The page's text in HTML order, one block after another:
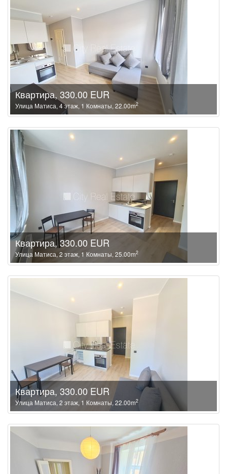
Квартира, 330.00 EUR
Улица Матиса, 4 этаж, 1 Комнаты, 22.00m2
Квартира, 330.00 EUR
Улица Матиса, 2 этаж, 1 Комнаты, 25.00m2
Квартира, 330.00 EUR
Улица Матиса, 2 этаж, 1 Комнаты, 22.00m2